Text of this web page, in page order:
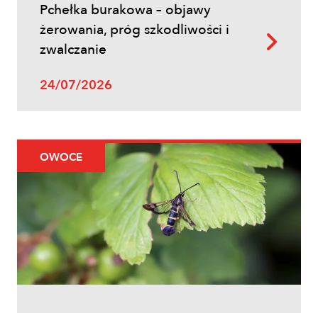
Uprawy polowe
Ochrona fungicydowa zbóż – program
zabiegów, terminy i skuteczna strategia
ochrony
Pchełka burakowa – objawy
żerowania, próg szkodliwości i
zwalczanie
24/07/2026
OWOCE